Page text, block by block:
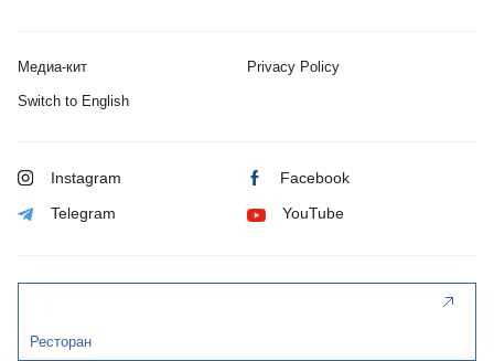
Медиа-кит Privacy Policy
Switch to English
Instagram Facebook
Telegram YouTube
Ресторан